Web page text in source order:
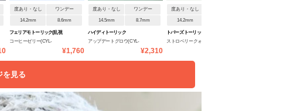
度あり・なし ワンデー
14.2mm 8.6mm
フェリアモ トーリック(乱視
コーヒーゼリー(CYL-
¥1,760
度あり・なし ワンデー
14.5mm 8.7mm
ハイディトーリック
アップデートグロウ(CYL-
¥2,310
度あり・なし
14.2mm
トパーズ トーリック(乱視用)
ストロベリークォーツトー
を見る